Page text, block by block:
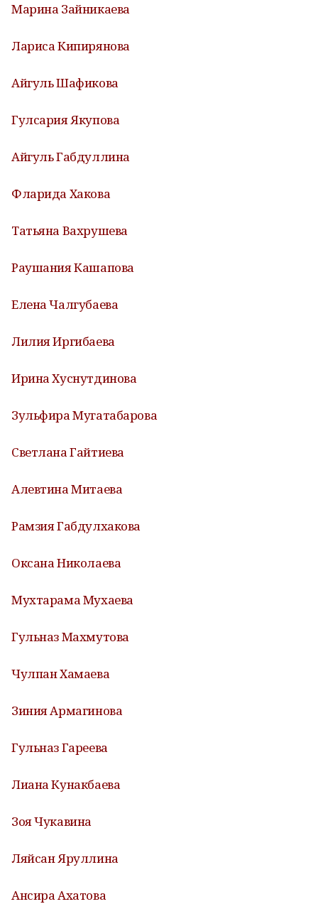
Марина Зайникаева
Лариса Кипирянова
Айгуль Шафикова
Гулсария Якупова
Айгуль Габдуллина
Фларида Хакова
Татьяна Вахрушева
Раушания Кашапова
Елена Чалгубаева
Лилия Иргибаева
Ирина Хуснутдинова
Зульфира Мугатабарова
Светлана Гайтиева
Алевтина Митаева
Рамзия Габдулхакова
Оксана Николаева
Мухтарама Мухаева
Гульназ Махмутова
Чулпан Хамаева
Зиния Армагинова
Гульназ Гареева
Лиана Кунакбаева
Зоя Чукавина
Ляйсан Яруллина
Ансира Ахатова